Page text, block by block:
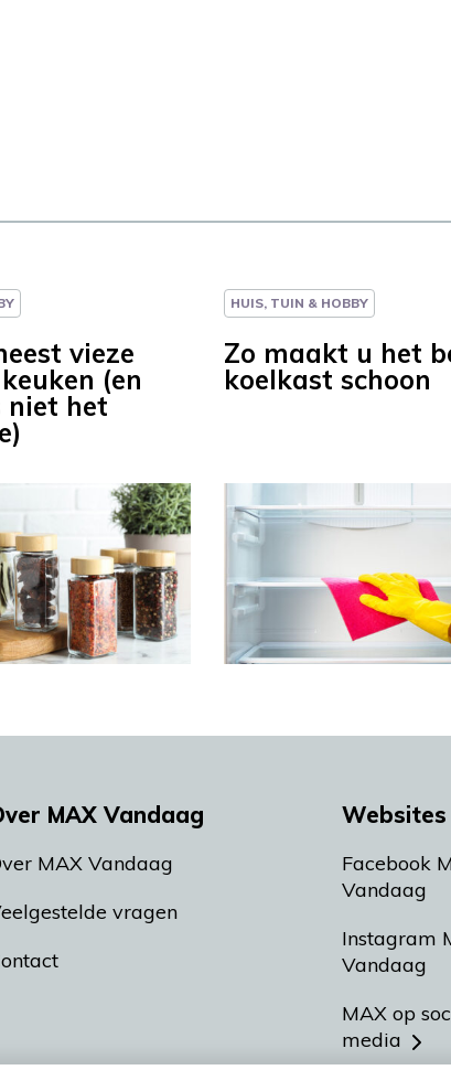
vieze
(en
niet het
HUIS, TUIN & HOBBY
Zo maakt u het
koelkast schoon
MAX Vandaag
MAX Vandaag
vragen
Websites
Facebook
Vandaag
Instagram
Vandaag
MAX op
media